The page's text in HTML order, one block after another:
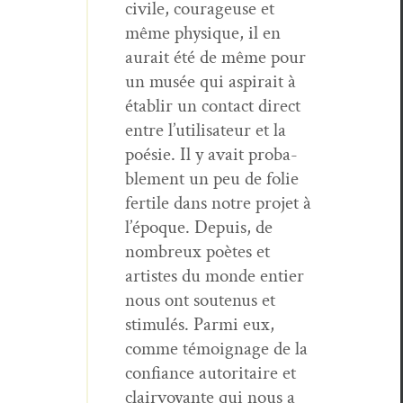
civile, courageuse et
même physique, il en
aurait été de même pour
un musée qui aspi­rait à
établir un con­tact direct
entre l’u­til­isa­teur et la
poésie. Il y avait prob­a­
ble­ment un peu de folie
fer­tile dans notre pro­jet à
l’époque. Depuis, de
nom­breux poètes et
artistes du monde entier
nous ont soutenus et
stim­ulés. Par­mi eux,
comme témoignage de la
con­fi­ance autori­taire et
clair­voy­ante qui nous a